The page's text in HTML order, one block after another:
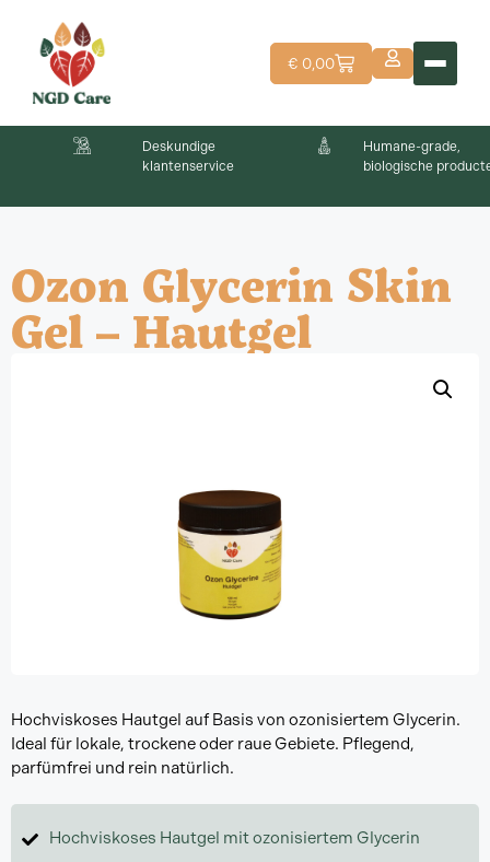
€ 0,00
Deskundige
klantenservice
Humane-grade,
biologische producten
Ozon Glycerin Skin
Gel – Hautgel
Hochviskoses Hautgel auf Basis von ozonisiertem Glycerin.
Ideal für lokale, trockene oder raue Gebiete. Pflegend,
parfümfrei und rein natürlich.
Hochviskoses Hautgel mit ozonisiertem Glycerin